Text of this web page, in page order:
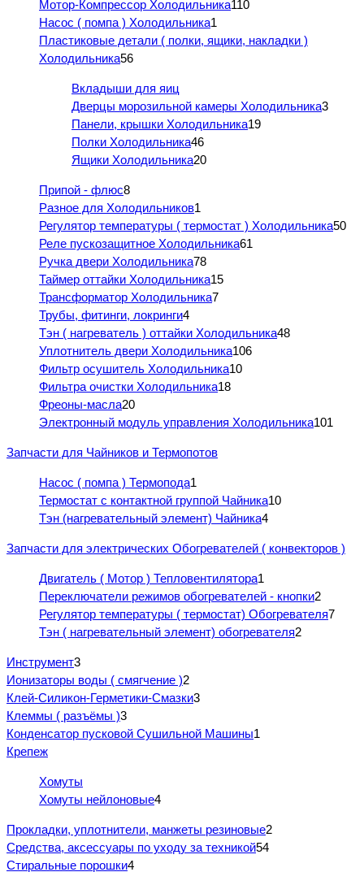
Мотор-Компрессор Холодильника110
Насос ( помпа ) Холодильника1
Пластиковые детали ( полки, ящики, накладки )
Холодильника56
Вкладыши для яиц
Дверцы морозильной камеры Холодильника3
Панели, крышки Холодильника19
Полки Холодильника46
Ящики Холодильника20
Припой - флюс8
Разное для Холодильников1
Регулятор температуры ( термостат ) Холодильника50
Реле пускозащитное Холодильника61
Ручка двери Холодильника78
Таймер оттайки Холодильника15
Трансформатор Холодильника7
Трубы, фитинги, локринги4
Тэн ( нагреватель ) оттайки Холодильника48
Уплотнитель двери Холодильника106
Фильтр осушитель Холодильника10
Фильтра очистки Холодильника18
Фреоны-масла20
Электронный модуль управления Холодильника101
Запчасти для Чайников и Термопотов
Насос ( помпа ) Термопода1
Термостат с контактной группой Чайника10
Тэн (нагревательный элемент) Чайника4
Запчасти для электрических Обогревателей ( конвекторов )
Двигатель ( Мотор ) Тепловентилятора1
Переключатели режимов обогревателей - кнопки2
Регулятор температуры ( термостат) Обогревателя7
Тэн ( нагревательный элемент) обогревателя2
Инструмент3
Ионизаторы воды ( смягчение )2
Клей-Силикон-Герметики-Смазки3
Клеммы ( разъёмы )3
Конденсатор пусковой Сушильной Машины1
Крепеж
Хомуты
Хомуты нейлоновые4
Прокладки, уплотнители, манжеты резиновые2
Средства, аксессуары по уходу за техникой54
Стиральные порошки4